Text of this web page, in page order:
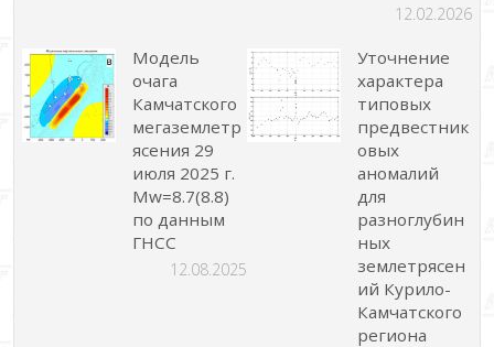
12.02.2026
Модель
очага
Камчатского
мегаземлетр
ясения 29
июля 2025 г.
Mw=8.7(8.8)
по данным
ГНСС
12.08.2025
Уточнение
характера
типовых
предвестник
овых
аномалий
для
разноглубин
ных
землетрясен
ий Курило-
Камчатского
региона